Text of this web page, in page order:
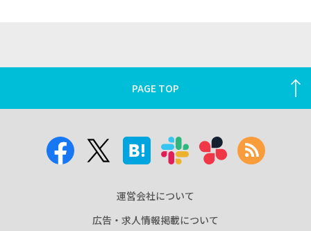
PAGE TOP
運営会社について
広告・求人情報掲載について